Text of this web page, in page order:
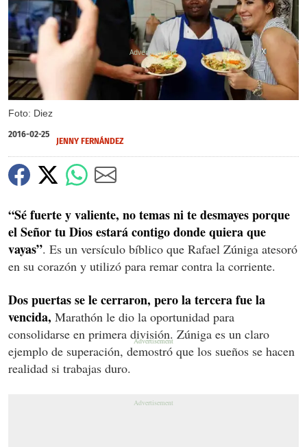
Foto: Diez
X
X
X
2016-02-25
JENNY FERNÁNDEZ
“Sé fuerte y valiente, no temas ni te desmayes porque
el Señor tu Dios estará contigo donde quiera que
vayas”. Es un versículo bíblico que Rafael Zúniga atesoró
en su corazón y utilizó para remar contra la corriente.
Dos puertas se le cerraron, pero la tercera fue la
vencida, Marathón le dio la oportunidad para
consolidarse en primera división. Zúniga es un claro
ejemplo de superación, demostró que los sueños se hacen
realidad si trabajas duro.